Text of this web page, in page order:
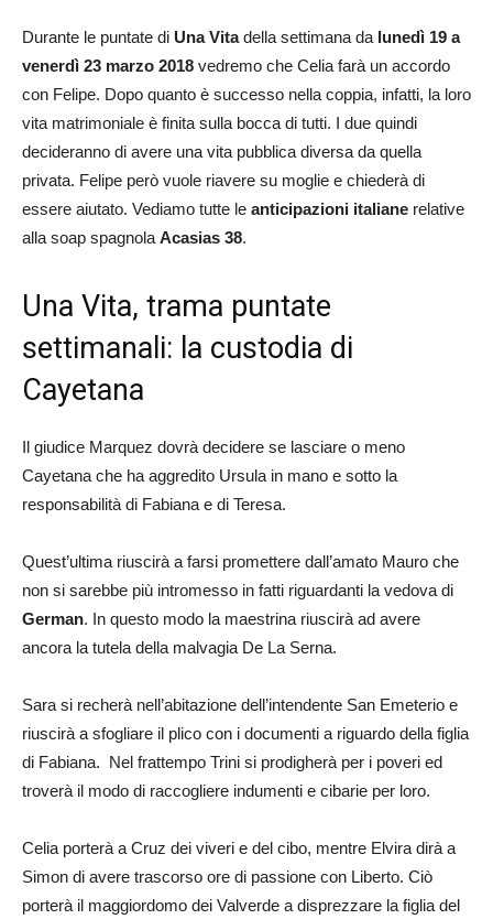
Durante le puntate di Una Vitadella settimana da lunedì 19 a
venerdì 23 marzo 2018 vedremo che Celia farà un accordo
con Felipe. Dopo quanto è successo nella coppia, infatti, la loro
vita matrimoniale è finita sulla bocca di tutti. I due quindi
decideranno di avere una vita pubblica diversa da quella
privata. Felipe però vuole riavere su moglie e chiederà di
essere aiutato. Vediamo tutte le anticipazioni italiane relative
alla soap spagnola Acasias 38.
Una Vita, trama puntate
settimanali: la custodia di
Cayetana
Il giudice Marquez dovrà decidere se lasciare o meno
Cayetana che ha aggredito Ursula in mano e sotto la
responsabilità di Fabiana e di Teresa.
Quest’ultima riuscirà a farsi promettere dall’amato Mauro che
non si sarebbe più intromesso in fatti riguardanti la vedova di
German. In questo modo la maestrina riuscirà ad avere
ancora la tutela della malvagia De La Serna.
Sara si recherà nell’abitazione dell’intendente San Emeterio e
riuscirà a sfogliare il plico con i documenti a riguardo della figlia
di Fabiana. Nel frattempo Trini si prodigherà per i poveri ed
troverà il modo di raccogliere indumenti e cibarie per loro.
Celia porterà a Cruz dei viveri e del cibo, mentre Elvira dirà a
Simon di avere trascorso ore di passione con Liberto. Ciò
porterà il maggiordomo dei Valverde a disprezzare la figlia del